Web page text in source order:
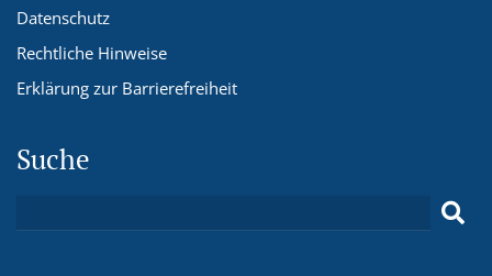
Datenschutz
Rechtliche Hinweise
Erklärung zur Barrierefreiheit
Suche